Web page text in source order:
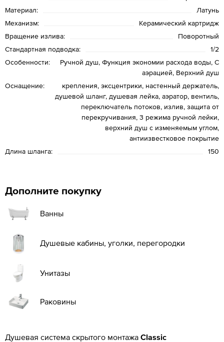
Материал:
Латунь
Механизм:
Керамический картридж
Вращение излива:
Поворотный
Стандартная подводка:
1/2
Особенности:
Ручной душ, Функция экономии расхода воды, С
аэрацией, Верхний душ
Оснащение:
крепления, эксцентрики, настенный держатель,
душевой шланг, душевая лейка, аэратор, вентиль,
переключатель потоков, излив, защита от
перекручивания, 3 режима ручной лейки,
верхний душ с изменяемым углом,
антиизвестковое покрытие
Длина шланга:
150
Дополните покупку
Ванны
Душевые кабины, уголки, перегородки
Унитазы
Раковины
Душевая система скрытого монтажа Classic